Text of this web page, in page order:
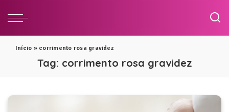
Início » corrimento rosa gravidez
Tag: corrimento rosa gravidez